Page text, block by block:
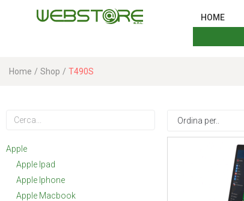
HOME
Home / Shop / T490S
Apple
Apple Ipad
Apple Iphone
Apple Macbook